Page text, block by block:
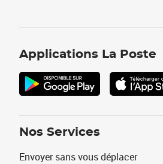
Applications La Poste
Nos Services
Envoyer sans vous déplacer